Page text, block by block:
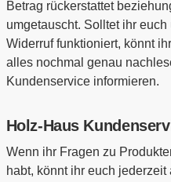
Betrag rückerstattet
umgetauscht. Solltet ihr
Widerruf funktioniert, könnt
alles nochmal genau
Kundenservice informieren.
Holz-Haus
Wenn ihr Fragen zu
habt, könnt ihr euch